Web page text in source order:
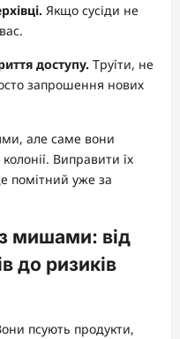
Якщо сусіди не
доступу. Труїти, не
запрошення нових
але саме вони
Виправити їх
помітний уже за
мишами: від
до ризиків
псують продукти,